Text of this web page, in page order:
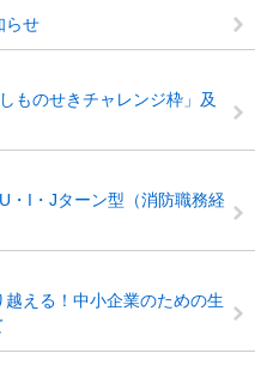
らせ
ものせきチャレンジ枠」及
・I・Jターン型（消防職務経
越える！中小企業のための生